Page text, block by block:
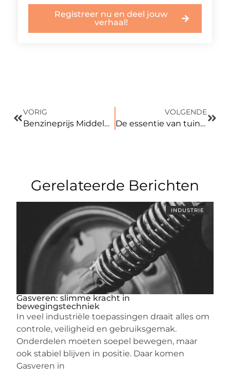
Registreer nu en deel jouw
verhaal!
VORIG
Benzineprijs Middelburg en de Impact op Lokale Bestuurders en Milieu
VOLGENDE
De essentie van tuinonderhoud ontrafeld
Gerelateerde Berichten
INDUSTRIE
Gasveren: slimme kracht in
bewegingstechniek
In veel industriële toepassingen draait alles om
controle, veiligheid en gebruiksgemak.
Onderdelen moeten soepel bewegen, maar
ook stabiel blijven in positie. Daar komen
Gasveren in